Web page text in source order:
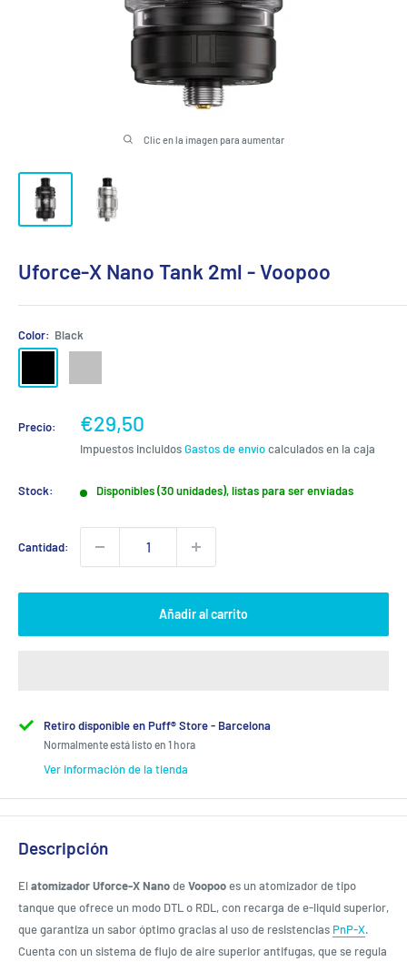
Clic en la imagen para aumentar
Uforce-X Nano Tank 2ml - Voopoo
Color: Black
Precio:
Precio
de
venta
€29,50
Impuestos incluidosGastos de envíocalculados en la caja
Stock: Disponibles (30 unidades), listas para ser enviadas
Cantidad:
Añadir al carrito
Retiro disponible en Puff® Store - Barcelona
Normalmente está listo en 1 hora
Ver información de la tienda
Descripción
Elatomizador Uforce-X NanodeVoopooes un atomizador de tipo
tanque que ofrece un modo DTL o RDL, con recarga de e-liquid superior,
que garantiza un sabor óptimo gracias al uso de resistencias PnP-X.
Cuenta con un sistema de flujo de aire superior antifugas, que se regula